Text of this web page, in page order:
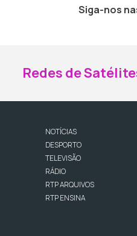
Siga-nos
Redes de
NOTÍCIAS
DESPORTO
TELEVISÃO
RÁDIO
RTP ARQUIVOS
RTP ENSINA